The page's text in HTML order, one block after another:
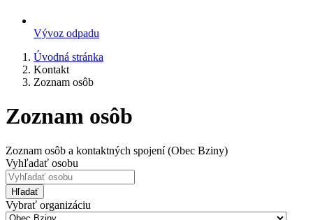
Vývoz odpadu
Úvodná stránka
Kontakt
Zoznam osôb
Zoznam osôb
Zoznam osôb a kontaktných spojení (Obec Bziny)
Vyhľadať osobu
Hľadať
Vybrať organizáciu